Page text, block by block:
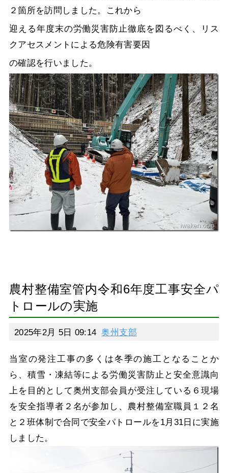
２箇所を訪問しました。これから
迎える年度末の労働災害防止徹底を図るべく、リス
クアセスメントによる危険有害要因
の確認を行いました。
農村整備室管内令和6年度工事安全パ
トロールの実施
2025年2月 5日 09:14 奥州支部
当室の発注工事の多くは冬季の施工となることか
ら、積雪・凍結等による労働災害防止と安全意識向
上を目的として奥州支部会員が受注している６現場
を安全指導者２名が参加し、農村整備室職員１２名
と２班体制で合同で安全パトロールを1月31日に実施
しました。